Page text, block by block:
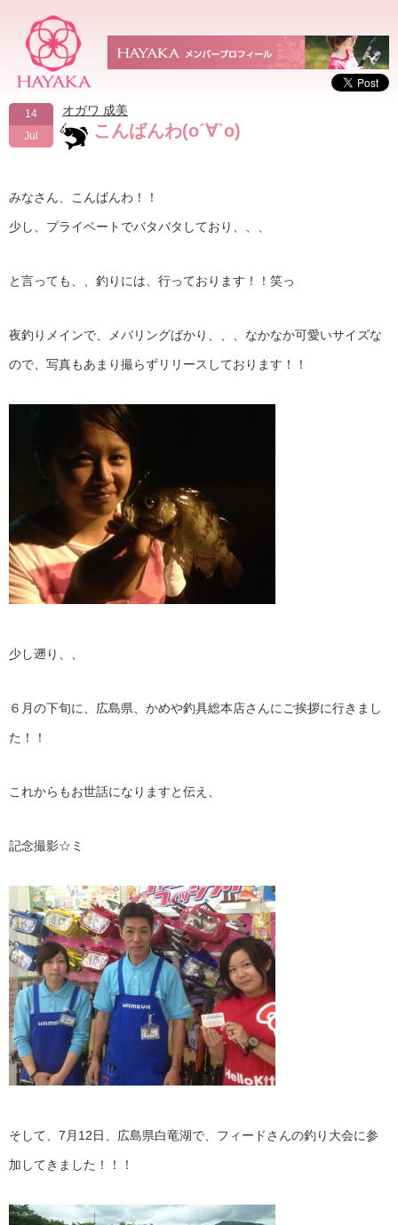
14
Jul
オガワ 成美
こんばんわ(о´∀`о)
みなさん、こんばんわ！！
少し、プライベートでバタバタしており、、、
と言っても、、釣りには、行っております！！笑っ
夜釣りメインで、メバリングばかり、、、なかなか可愛いサイズな
ので、写真もあまり撮らずリリースしております！！
少し遡り、、
６月の下旬に、広島県、かめや釣具総本店さんにご挨拶に行きまし
た！！
これからもお世話になりますと伝え、
記念撮影☆ミ
そして、7月12日、広島県白竜湖で、フィードさんの釣り大会に参
加してきました！！！